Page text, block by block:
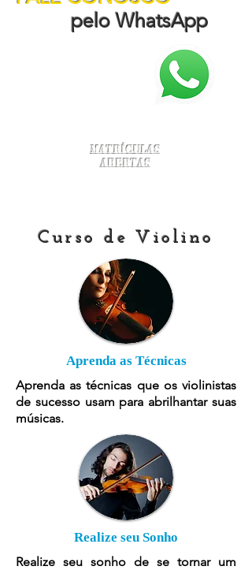
pelo WhatsApp
Matrículas
Abertas
Curso de Violino
Aprenda as Técnicas
Aprenda as técnicas que os violinistas
de sucesso usam para abrilhantar suas
músicas.
Realize seu Sonho
Realize seu sonho de se tornar um